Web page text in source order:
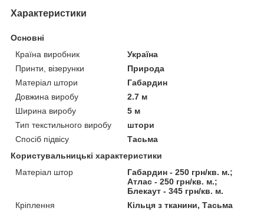
Характеристики
Основні
Країна виробник
Україна
Принти, візерунки
Природа
Матеріал штори
Габардин
Довжина виробу
2.7 м
Ширина виробу
5 м
Тип текстильного виробу
штори
Спосіб підвісу
Тасьма
Користувальницькі характеристики
Матеріал штор
Габардин - 250 грн/кв. м.;
Атлас - 250 грн/кв. м.;
Блекаут - 345 грн/кв. м.
Кріплення
Кільця з тканини, Тасьма